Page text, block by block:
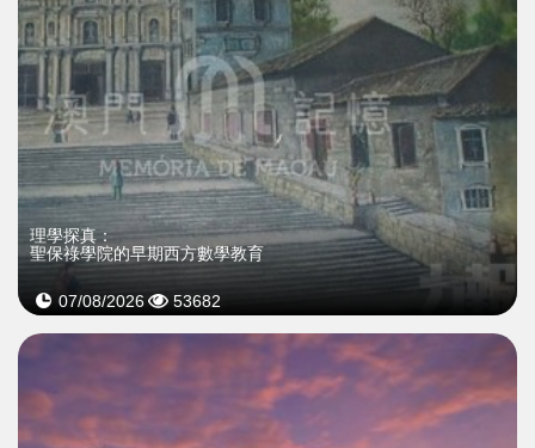
理學探真：
聖保祿學院的早期西方數學教育
07/08/2026 53682